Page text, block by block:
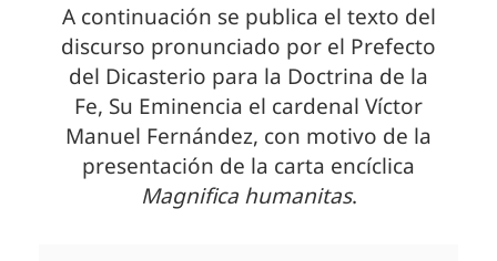
A continuación se publica el texto del
discurso pronunciado por el Prefecto
del Dicasterio para la Doctrina de la
Fe, Su Eminencia el cardenal Víctor
Manuel Fernández, con motivo de la
presentación de la carta encíclica
Magnifica humanitas.